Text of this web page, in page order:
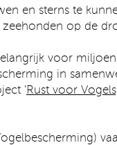
en sterns te
zeehonden op de
voor
in
'Rust voor